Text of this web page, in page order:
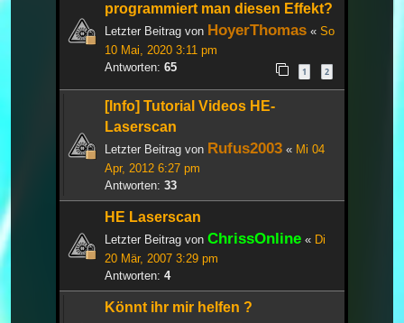
programmiert man diesen Effekt?
Letzter Beitrag von HoyerThomas « So
10 Mai, 2020 3:11 pm
Antworten: 65 1 2
[Info] Tutorial Videos HE-
Laserscan
Letzter Beitrag von Rufus2003 « Mi 04
Apr, 2012 6:27 pm
Antworten: 33
HE Laserscan
Letzter Beitrag von ChrissOnline « Di
20 Mär, 2007 3:29 pm
Antworten: 4
Könnt ihr mir helfen ?